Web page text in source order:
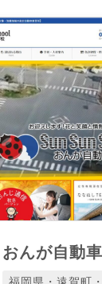
おんが自動